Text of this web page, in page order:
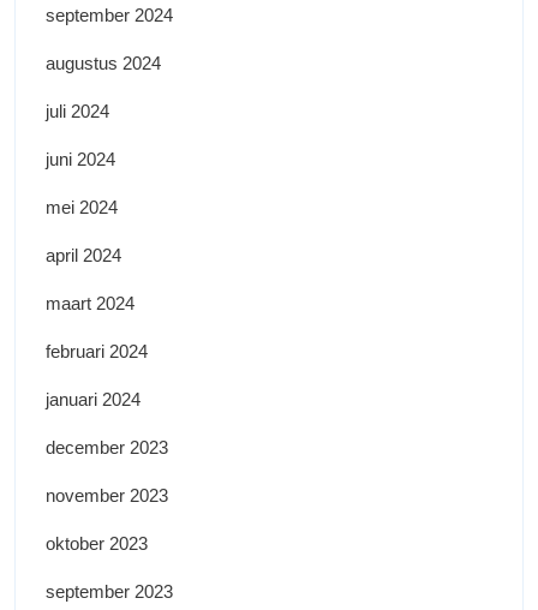
september 2024
augustus 2024
juli 2024
juni 2024
mei 2024
april 2024
maart 2024
februari 2024
januari 2024
december 2023
november 2023
oktober 2023
september 2023